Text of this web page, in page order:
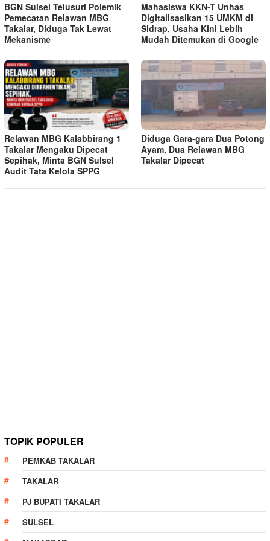
BGN Sulsel Telusuri Polemik
Pemecatan Relawan MBG
Takalar, Diduga Tak Lewat
Mekanisme
Mahasiswa KKN-T Unhas
Digitalisasikan 15 UMKM di
Sidrap, Usaha Kini Lebih
Mudah Ditemukan di Google
Relawan MBG Kalabbirang 1
Takalar Mengaku Dipecat
Sepihak, Minta BGN Sulsel
Audit Tata Kelola SPPG
Diduga Gara-gara Dua Potong
Ayam, Dua Relawan MBG
Takalar Dipecat
TOPIK POPULER
PEMKAB TAKALAR
TAKALAR
PJ BUPATI TAKALAR
SULSEL